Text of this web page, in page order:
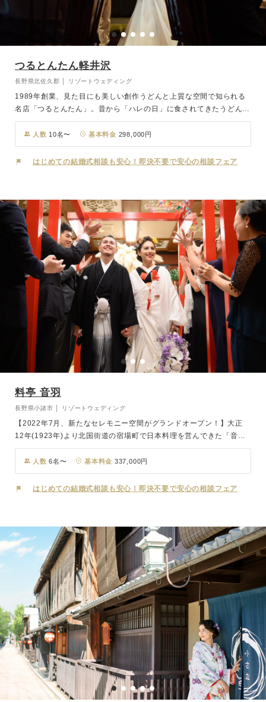
つるとんたん軽井沢
長野県北佐久郡 │ リゾートウェディング
1989年創業、見た目にも美しい創作うどんと上質な空間で知られる
名店「つるとんたん」。昔から「ハレの日」に食されてきたうどんに
は、長く伸びる麺に「長寿」や「良縁」への願いが込められていま
す。新たに軽井沢の地にリゾート型店舗としてオープンしたのが「つ
るとんたん UDON NOODLE Brasserie KARUIZAWA JAPAN」。
BBQやお鍋、テイクアウトメニューの充実など、様々なシーンで新し
人数 10名〜 基本料金 298,000円
はじめての結婚式相談も安心！即決不要で安心の相談フェア
料亭 音羽
長野県小諸市 │ リゾートウェディング
【2022年7月、新たなセレモニー空間がグランドオープン！】大正
12年(1923年)より北国街道の宿場町で日本料理を営んできた「音
羽」。式を伝える日本庭園と、一歩中に入れば大正浪漫を感じる館内
は伝統とモダンが融合した情緒溢れる空間。縁結びの神様をお祀りし
た神殿で執り行う神前式は、おふたりの門出を祝う特別な時間となる
ことでしょう。
人数 6名〜 基本料金 337,000円
はじめての結婚式相談も安心！即決不要で安心の相談フェア